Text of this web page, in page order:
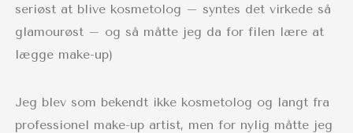
seriøst at blive kosmetolog – syntes det virkede så
glamourøst – og så måtte jeg da for filen lære at
lægge make-up)
Jeg blev som bekendt ikke kosmetolog og langt fra
professionel make-up artist, men for nylig måtte jeg